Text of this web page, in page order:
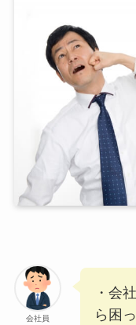
会社員
・会
ら困